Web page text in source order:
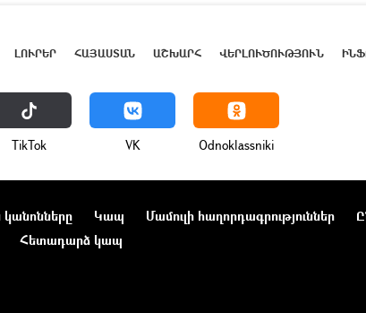
ԼՈՒՐԵՐ ՀԱՅԱՍՏԱՆ ԱՇԽԱՐՀ ՎԵՐԼՈՒԾՈՒԹՅՈՒՆ
ТikТоk VK Odnoklassniki
Կապ Մամուլի հաղորդագրություններ
Հետադարձ կապ